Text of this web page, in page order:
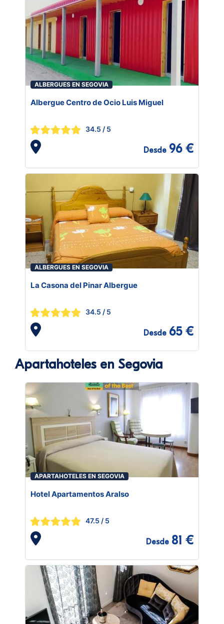
ALBERGUES EN SEGOVIA
Albergue Centro de Ocio Luis Miguel
34.5 / 5
Desde 96 €
ALBERGUES EN SEGOVIA
La Casona del Pinar Albergue
34.5 / 5
Desde 65 €
Apartahoteles en Segovia
APARTAHOTELES EN SEGOVIA
Hotel Apartamentos Aralso
47.5 / 5
Desde 81 €